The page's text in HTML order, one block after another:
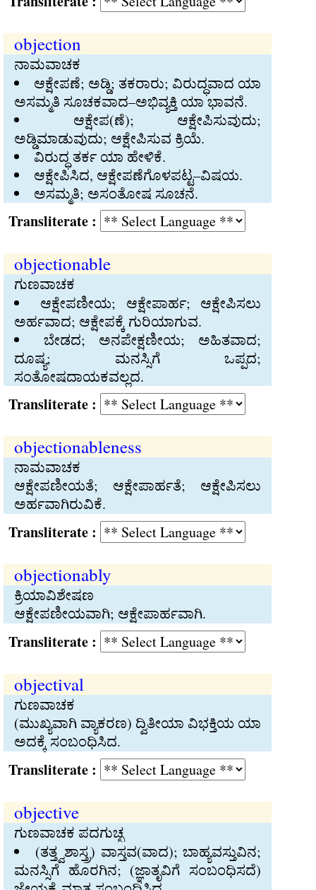
objection
ನಾಮವಾಚಕ
ಆಕ್ಷೇಪಣೆ; ಅಡ್ಡಿ; ತಕರಾರು; ವಿರುದ್ಧವಾದ ಯಾ
ಅಸಮ್ಮತಿ ಸೂಚಕವಾದ–ಅಭಿವ್ಯಕ್ತಿ ಯಾ ಭಾವನೆ.
ಆಕ್ಷೇಪ(ಣೆ); ಆಕ್ಷೇಪಿಸುವುದು;
ಅಡ್ಡಿಮಾಡುವುದು; ಆಕ್ಷೇಪಿಸುವ ಕ್ರಿಯೆ.
ವಿರುದ್ಧ ತರ್ಕ ಯಾ ಹೇಳಿಕೆ.
ಆಕ್ಷೇಪಿಸಿದ, ಆಕ್ಷೇಪಣೆಗೊಳಪಟ್ಟ–ವಿಷಯ.
ಅಸಮ್ಮತಿ; ಅಸಂತೋಷ ಸೂಚನೆ.
:
objectionable
ಗುಣವಾಚಕ
ಆಕ್ಷೇಪಣೀಯ; ಆಕ್ಷೇಪಾರ್ಹ; ಆಕ್ಷೇಪಿಸಲು
ಅರ್ಹವಾದ; ಆಕ್ಷೇಪಕ್ಕೆ ಗುರಿಯಾಗುವ.
ಬೇಡದ; ಅನಪೇಕ್ಷಣೀಯ; ಅಹಿತವಾದ;
ದೂಷ್ಯ; ಮನಸ್ಸಿಗೆ ಒಪ್ಪದ;
ಸಂತೋಷದಾಯಕವಲ್ಲದ.
:
objectionableness
ನಾಮವಾಚಕ
ಆಕ್ಷೇಪಣೀಯತೆ; ಆಕ್ಷೇಪಾರ್ಹತೆ; ಆಕ್ಷೇಪಿಸಲು
ಅರ್ಹವಾಗಿರುವಿಕೆ.
:
objectionably
ಕ್ರಿಯಾವಿಶೇಷಣ
ಆಕ್ಷೇಪಣೀಯವಾಗಿ; ಆಕ್ಷೇಪಾರ್ಹವಾಗಿ.
:
objectival
ಗುಣವಾಚಕ
(ಮುಖ್ಯವಾಗಿ ವ್ಯಾಕರಣ) ದ್ವಿತೀಯಾ ವಿಭಕ್ತಿಯ ಯಾ
ಅದಕ್ಕೆ ಸಂಬಂಧಿಸಿದ.
:
objective
ಗುಣವಾಚಕ ಪದಗುಚ್ಛ
(ತತ್ತ್ವಶಾಸ್ತ್ರ) ವಾಸ್ತವ(ವಾದ); ಬಾಹ್ಯವಸ್ತುವಿನ;
ಮನಸ್ಸಿಗೆ ಹೊರಗಿನ; (ಜ್ಞಾತೃವಿಗೆ ಸಂಬಂಧಿಸದೆ)